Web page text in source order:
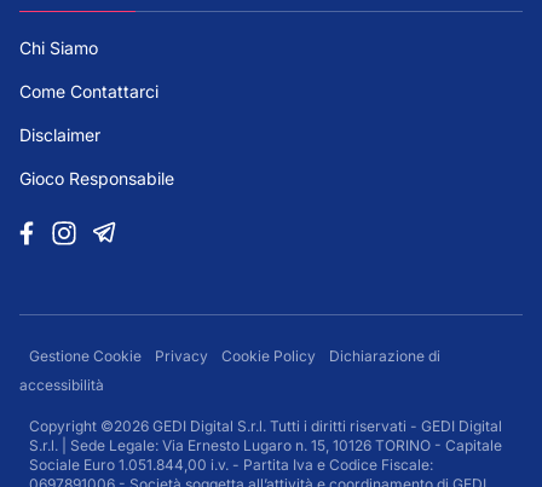
Chi Siamo
Come Contattarci
Disclaimer
Gioco Responsabile
Gestione Cookie Privacy Cookie Policy
Dichiarazione di
accessibilità
Copyright ©2026 GEDI Digital S.r.l. Tutti i diritti riservati - GEDI Digital
S.r.l. | Sede Legale: Via Ernesto Lugaro n. 15, 10126 TORINO - Capitale
Sociale Euro 1.051.844,00 i.v. - Partita Iva e Codice Fiscale: